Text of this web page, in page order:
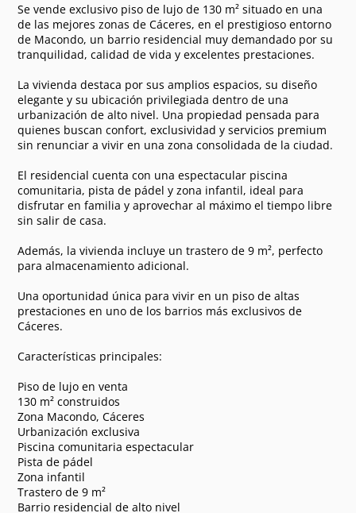
Se vende exclusivo piso de lujo de 130 m² situado en una
de las mejores zonas de Cáceres, en el prestigioso entorno
de Macondo, un barrio residencial muy demandado por su
tranquilidad, calidad de vida y excelentes prestaciones.
La vivienda destaca por sus amplios espacios, su diseño
elegante y su ubicación privilegiada dentro de una
urbanización de alto nivel. Una propiedad pensada para
quienes buscan confort, exclusividad y servicios premium
sin renunciar a vivir en una zona consolidada de la ciudad.
El residencial cuenta con una espectacular piscina
comunitaria, pista de pádel y zona infantil, ideal para
disfrutar en familia y aprovechar al máximo el tiempo libre
sin salir de casa.
Además, la vivienda incluye un trastero de 9 m², perfecto
para almacenamiento adicional.
Una oportunidad única para vivir en un piso de altas
prestaciones en uno de los barrios más exclusivos de
Cáceres.
Características principales:
Piso de lujo en venta
130 m² construidos
Zona Macondo, Cáceres
Urbanización exclusiva
Piscina comunitaria espectacular
Pista de pádel
Zona infantil
Trastero de 9 m²
Barrio residencial de alto nivel